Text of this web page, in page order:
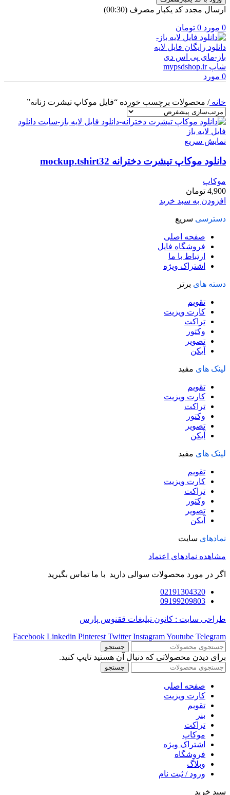
ارسال مجدد کد یکبار مصرف (00:
30
)
0 مورد 0 تومان
0 مورد
خانه/ محصولات برچسب خورده “فایل موکاپ تیشرت زنانه”
نمایش سریع
دانلود موکاپ تیشرت دخترانه mockup.tshirt32
موکاپ
4,900 تومان
افزودن به سبد خرید
دسترسی سریع
صفحه اصلی
فروشگاه فایل
ارتباط با ما
اشتراک ویژه
دسته های برتر
تقویم
کارت ویزیت
تراکت
وکتور
تصویر
آیکن
لینک های مفید
تقویم
کارت ویزیت
تراکت
وکتور
تصویر
آیکن
لینک های مفید
تقویم
کارت ویزیت
تراکت
وکتور
تصویر
آیکن
نمادهای سایت
مشاهده نمادهای اعتماد
اگر در مورد محصولات سوالی دارید با ما تماس بگیرید
02191304320
09199209803
طراحی سایت : کانون تبلیغات ققنوس پارس
Facebook Linkedin Pinterest Twitter InstagramYoutube Telegram
جستجو
برای دیدن محصولاتی که دنبال آن هستید تایپ کنید.
جستجو
صفحه اصلی
کارت ویزیت
تقویم
بنر
تراکت
موکاپ
اشتراک ویژه
فروشگاه
وبلاگ
ورود / ثبت نام
سبد خرید